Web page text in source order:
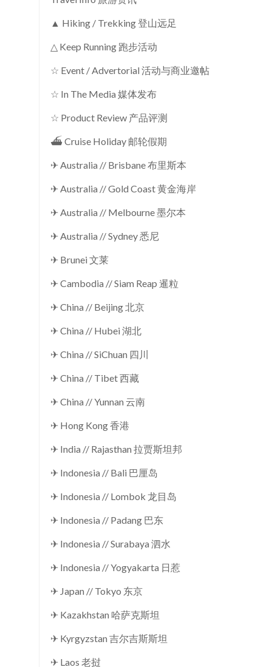
▲ Hiking / Trekking 登山远足
△ Keep Running 跑步活动
☆ Event / Advertorial 活动与商业邀帖
☆ In The Media 媒体发布
☆ Product Review 产品评测
⛴ Cruise Holiday 邮轮假期
✈ Australia // Brisbane 布里斯本
✈ Australia // Gold Coast 黄金海岸
✈ Australia // Melbourne 墨尔本
✈ Australia // Sydney 悉尼
✈ Brunei 文莱
✈ Cambodia // Siam Reap 暹粒
✈ China // Beijing 北京
✈ China // Hubei 湖北
✈ China // SiChuan 四川
✈ China // Tibet 西藏
✈ China // Yunnan 云南
✈ Hong Kong 香港
✈ India // Rajasthan 拉贾斯坦邦
✈ Indonesia // Bali 巴厘岛
✈ Indonesia // Lombok 龙目岛
✈ Indonesia // Padang 巴东
✈ Indonesia // Surabaya 泗水
✈ Indonesia // Yogyakarta 日惹
✈ Japan // Tokyo 东京
✈ Kazakhstan 哈萨克斯坦
✈ Kyrgyzstan 吉尔吉斯斯坦
✈ Laos 老挝